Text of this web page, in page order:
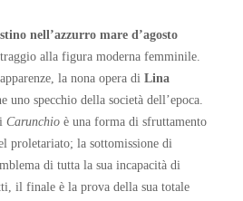
nell’azzurro mare d’agosto
alla figura moderna femminile.
la nona opera di Lina
uno specchio della società dell’epoca.
Carunchio è una forma di sfruttamento
proletariato; la sottomissione di
di tutta la sua incapacità di
il finale è la prova della sua totale